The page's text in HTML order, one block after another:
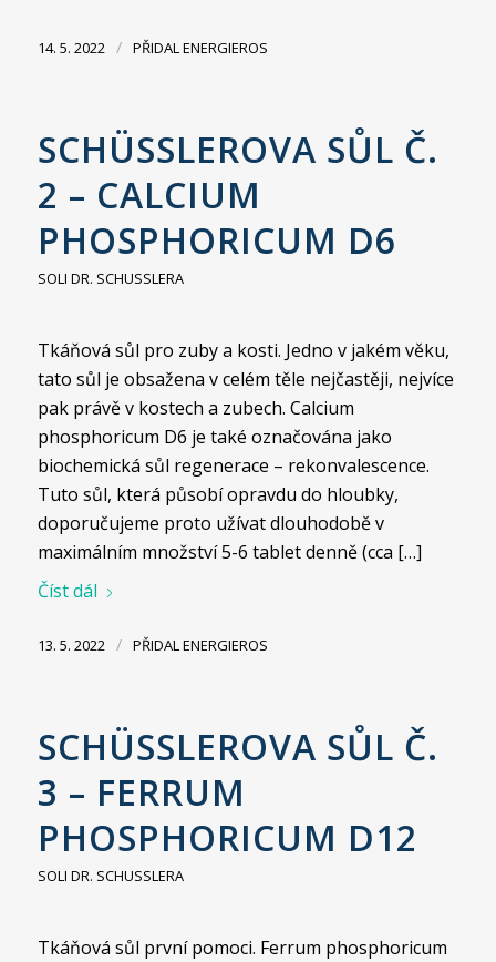
14. 5. 2022 / PŘIDALENERGIEROS
SCHÜSSLEROVA SŮL Č.
2 – CALCIUM
PHOSPHORICUM D6
SOLI DR. SCHUSSLERA
Tkáňová sůl pro zuby a kosti. Jedno v jakém věku,
tato sůl je obsažena v celém těle nejčastěji, nejvíce
pak právě v kostech a zubech. Calcium
phosphoricum D6 je také označována jako
biochemická sůl regenerace – rekonvalescence.
Tuto sůl, která působí opravdu do hloubky,
doporučujeme proto užívat dlouhodobě v
maximálním množství 5-6 tablet denně (cca […]
Číst dál
13. 5. 2022 / PŘIDALENERGIEROS
SCHÜSSLEROVA SŮL Č.
3 – FERRUM
PHOSPHORICUM D12
SOLI DR. SCHUSSLERA
Tkáňová sůl první pomoci. Ferrum phosphoricum